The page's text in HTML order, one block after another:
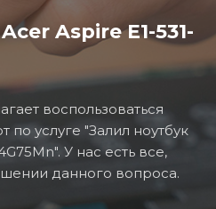
Aspire E1-531-
воспользоваться
услуге "Залил ноутбук
У нас есть все,
данного вопроса.